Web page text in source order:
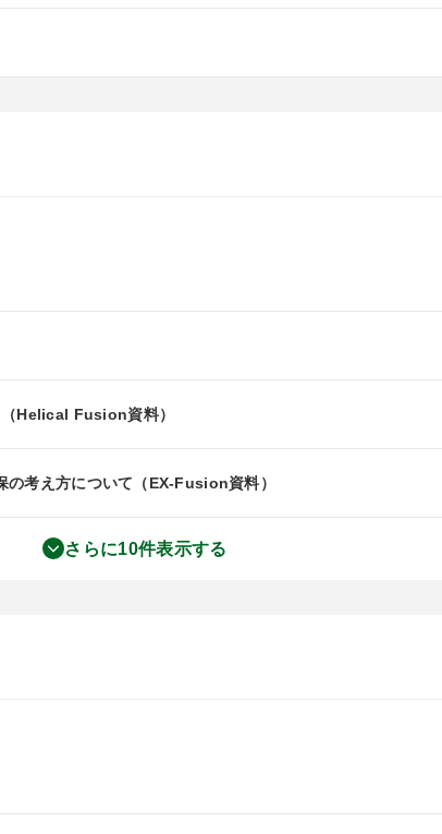
Helical Fusion資料）
考え方について（EX-Fusion資料）
さらに10件表示する